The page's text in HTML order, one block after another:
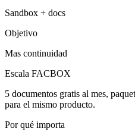
Sandbox + docs
Objetivo
Mas continuidad
Escala FACBOX
5 documentos gratis al mes,
para el mismo producto.
Por qué importa